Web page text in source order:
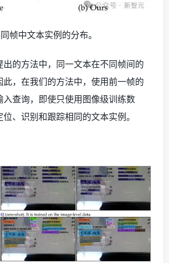
帧中文本实例的分布。
的方法中，同一文本在不同帧间的
，在我们的方法中，使用前一帧的
查询，即使只使用图像级训练数
、识别和跟踪相同的文本实例。